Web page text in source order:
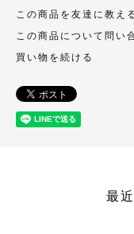
この商品を友達に教え
この商品について問い
買い物を続ける
最